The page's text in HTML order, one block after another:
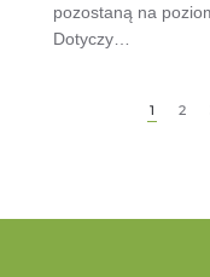
pozostaną na
Dotyczy…
1 2